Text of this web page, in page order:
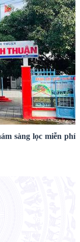
sàng lọc miễn phí